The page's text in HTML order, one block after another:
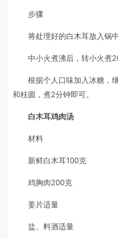
步骤
将处理好的白木耳放入锅
中小火煮沸后，转小火煮
根据个人口味加入冰糖，
和桂圆，煮2分钟即可。
白木耳鸡肉汤
材料
新鲜白木耳100克
鸡胸肉200克
姜片适量
盐、料酒适量